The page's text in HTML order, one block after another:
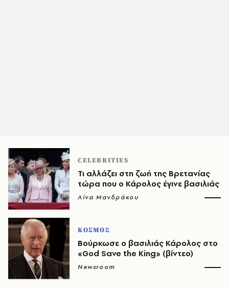
CELEBRITIES
Τι αλλάζει στη ζωή της Βρετανίας
τώρα που ο Κάρολος έγινε βασιλιάς
Λίνα Μανδράκου
ΚΟΣΜΟΣ
Βούρκωσε ο βασιλιάς Κάρολος στο
«God Save the King» (βίντεο)
Newsroom